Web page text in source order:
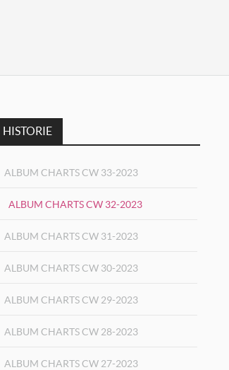
HISTORIE
ALBUM CHARTS CW 33-2023
ALBUM CHARTS CW 32-2023
ALBUM CHARTS CW 31-2023
ALBUM CHARTS CW 30-2023
ALBUM CHARTS CW 29-2023
ALBUM CHARTS CW 28-2023
ALBUM CHARTS CW 27-2023